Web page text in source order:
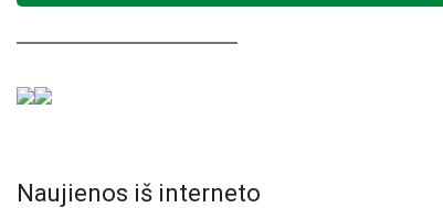
Naujienos iš interneto